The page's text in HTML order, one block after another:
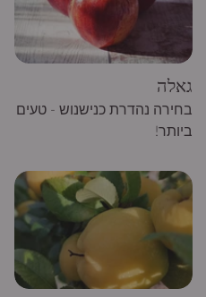
גאלה
בחירה נהדרת כנישנוש - טעים
ביותר!